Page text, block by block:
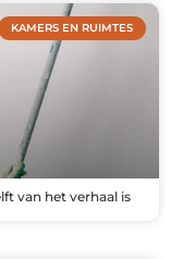
KAMERS EN RUIMTES
van het verhaal is